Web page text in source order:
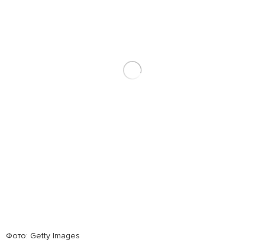
Фото: Getty Images